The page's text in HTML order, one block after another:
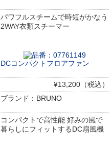
パワフルスチームで時短がかなう
2WAY衣類スチーマー
DCコンパクトフロアファン
¥13,200（税込）
ブランド：BRUNO
コンパクトで高性能 好みの風で
暮らしにフィットするDC扇風機